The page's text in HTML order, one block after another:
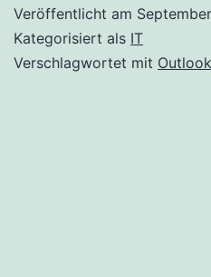
Veröffentlicht am
Kategorisiert als IT
Verschlagwortet mit Outlook